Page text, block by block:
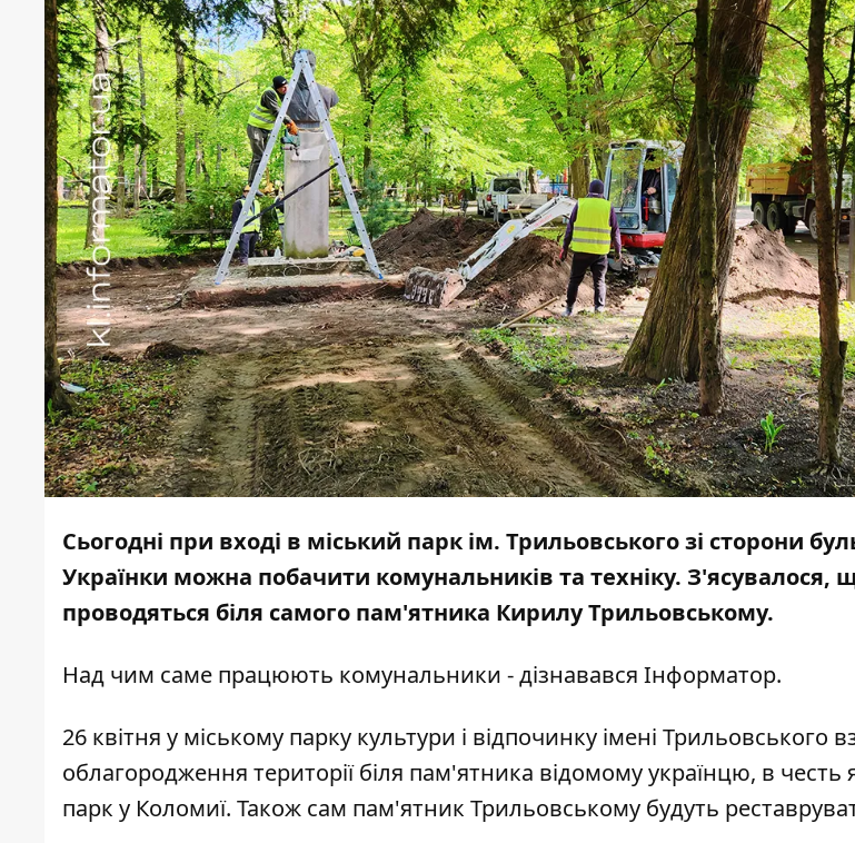
Сьогодні при вході в міський парк ім. Трильовського зі сторони
Українки можна побачити комунальників та техніку. З'ясувалося,
проводяться біля самого пам'ятника Кирилу Трильовському.
Над чим саме працюють комунальники - дізнавався Інформатор.
26 квітня у міському парку культури і відпочинку імені Трильовського
облагородження території біля пам'ятника відомому українцю, в честь
парк у Коломиї. Також сам пам'ятник Трильовському будуть